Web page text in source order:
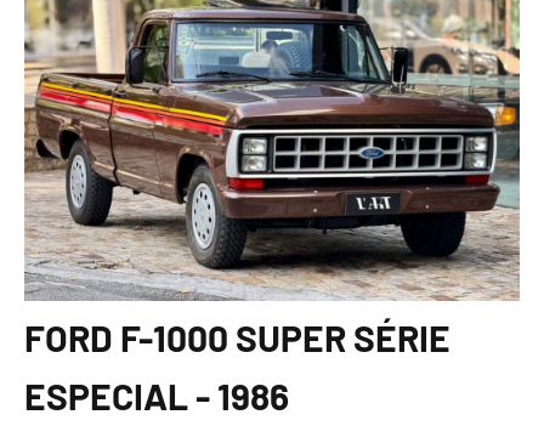
FORD F-1000 SUPER SÉRIE
ESPECIAL - 1986